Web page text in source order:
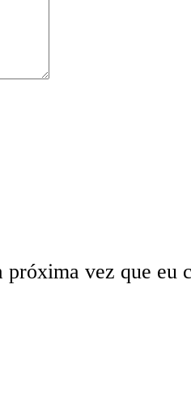
próxima vez que eu